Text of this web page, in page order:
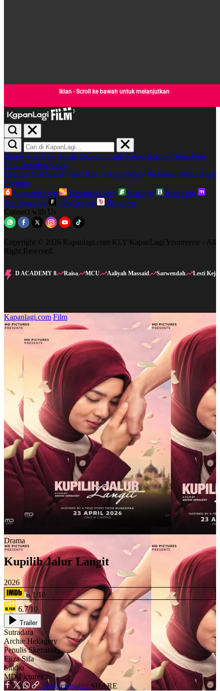
Iklan - Scroll ke bawah untuk melanjutkan
Home Artis Film Musik Dangdut Lirik Korea Jepang China Foto
Plus Trending Video
Redaksi Disclaimer Kode Etik Privacy Policy Pedoman Media Siber
Sitemap
Liputan6.com
Kapanlagi.com Bola.net
Bola.com
Merdeka.com
Fimela.com
Brilio.net
Connect with Us
Copyright © 2026 Kapanlagi.com KLY KapanLagi Youniverse - All
Right Reserved.
D ACADEMY 8 Raisa MCU Aaliyah Massaid Sarwendah Lesti
Kapanlagi.com Film
Drama
Kupilih Jalur Langit
2026
6.1/10
6.7/10
Trailer
Sutradara
Archie Hekagery
Penulis Skenario
Eliza Sifa
Studio
MD Pictures
Tautan tersalin! SHARE